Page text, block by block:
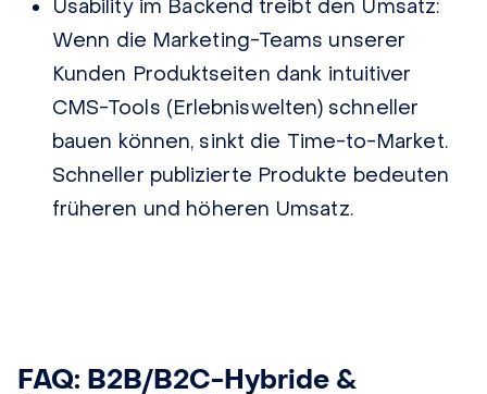
Usability im Backend treibt den Umsatz:
Wenn die Marketing-Teams unserer
Kunden Produktseiten dank intuitiver
CMS-Tools (Erlebniswelten) schneller
bauen können, sinkt die Time-to-Market.
Schneller publizierte Produkte bedeuten
früheren und höheren Umsatz.
FAQ: B2B/B2C-Hybride &